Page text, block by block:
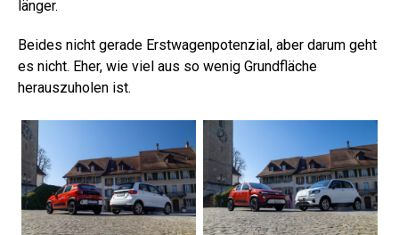
länger.
Beides nicht gerade Erstwagenpotenzial, aber darum geht
es nicht. Eher, wie viel aus so wenig Grundfläche
herauszuholen ist.